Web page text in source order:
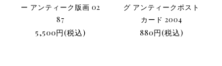
ー アンティーク版画 02
87
5,500円(税込)
グ アンティークポスト
カード 2004
880円(税込)